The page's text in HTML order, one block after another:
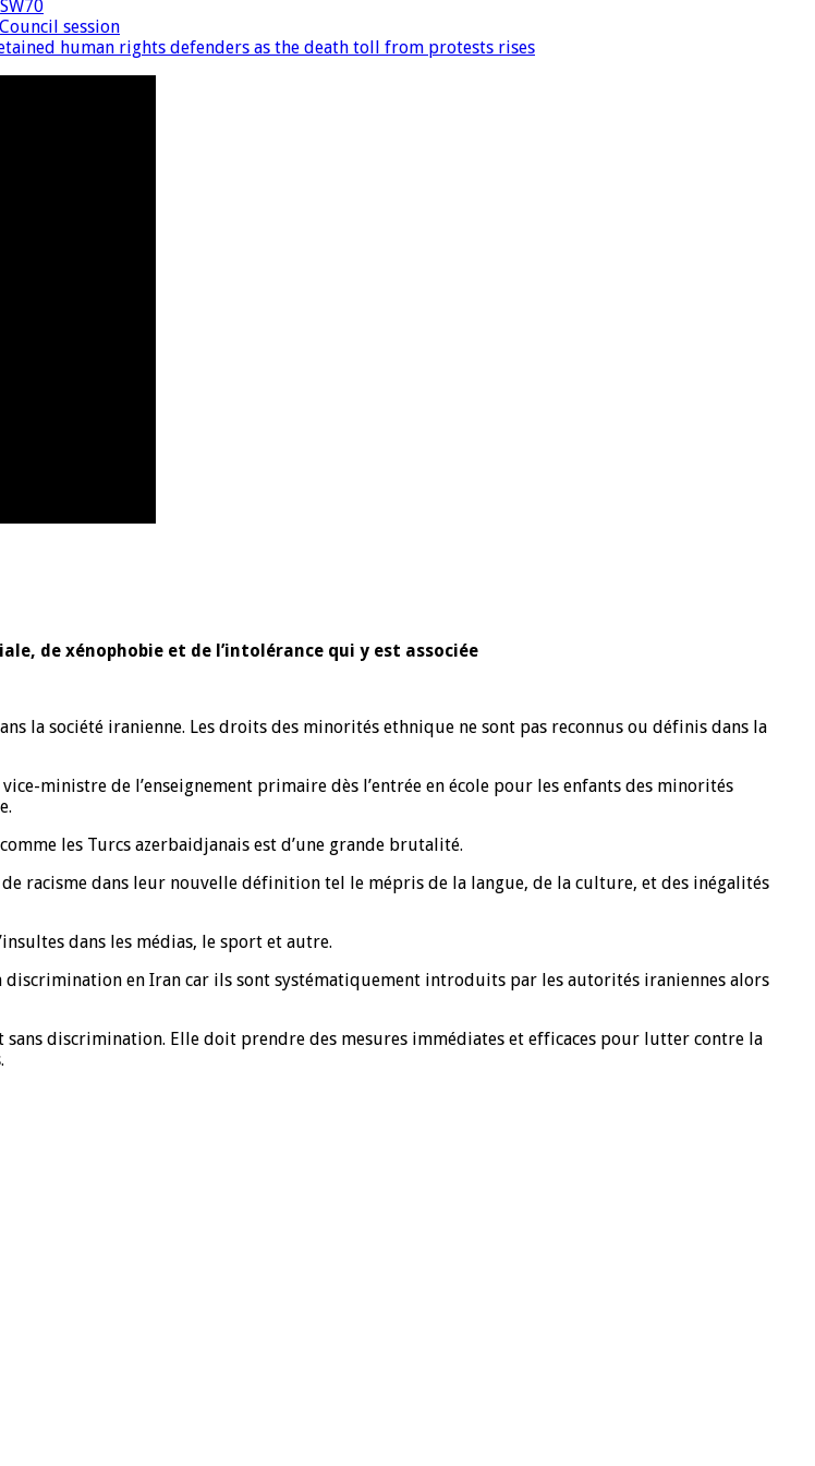
session
human rights defenders as the death toll from protests rises
de xénophobie et de l’intolérance qui y est associée
la société iranienne. Les droits des minorités ethnique ne sont pas reconnus ou définis dans la
ministre de l’enseignement primaire dès l’entrée en école pour les enfants des minorités
les Turcs azerbaidjanais est d’une grande brutalité.
racisme dans leur nouvelle définition tel le mépris de la langue, de la culture, et des inégalités
dans les médias, le sport et autre.
en Iran car ils sont systématiquement introduits par les autorités iraniennes alors
discrimination. Elle doit prendre des mesures immédiates et efficaces pour lutter contre la